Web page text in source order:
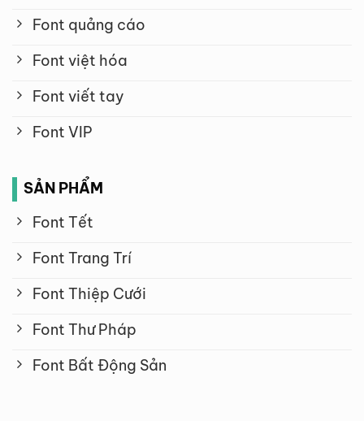
Font quảng cáo
Font việt hóa
Font viết tay
Font VIP
SẢN PHẨM
Font Tết
Font Trang Trí
Font Thiệp Cưới
Font Thư Pháp
Font Bất Động Sản